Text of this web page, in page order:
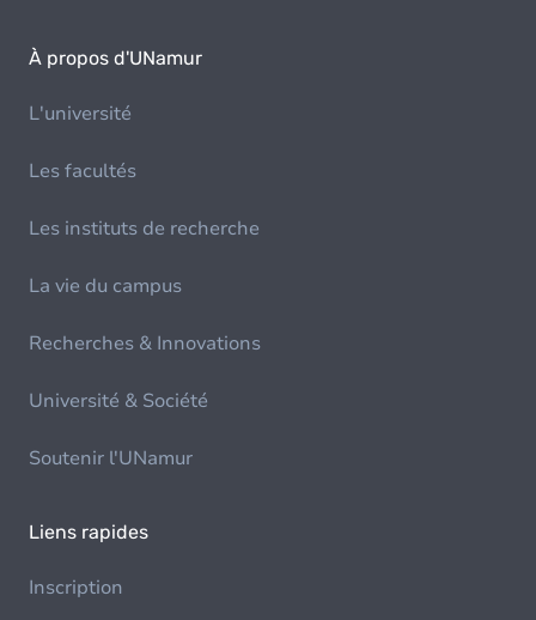
À propos d'UNamur
L'université
Les facultés
Les instituts de recherche
La vie du campus
Recherches & Innovations
Université & Société
Soutenir l'UNamur
Liens rapides
Inscription